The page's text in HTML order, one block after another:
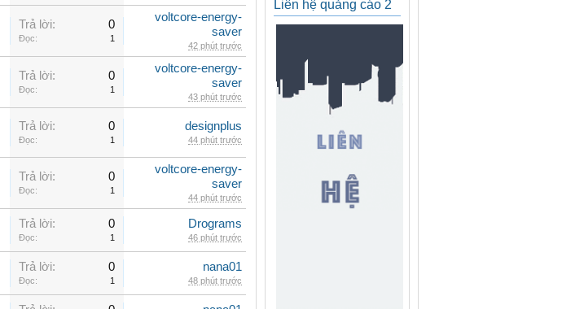
Trả lời: 0
Đọc: 1
voltcore-energy-
saver
42 phút trước
Trả lời: 0
Đọc: 1
voltcore-energy-
saver
43 phút trước
Trả lời: 0
Đọc: 1
designplus
44 phút trước
Trả lời: 0
Đọc: 1
voltcore-energy-
saver
44 phút trước
Trả lời: 0
Đọc: 1
Drograms
46 phút trước
Trả lời: 0
Đọc: 1
nana01
48 phút trước
Liên hệ quảng cáo 2